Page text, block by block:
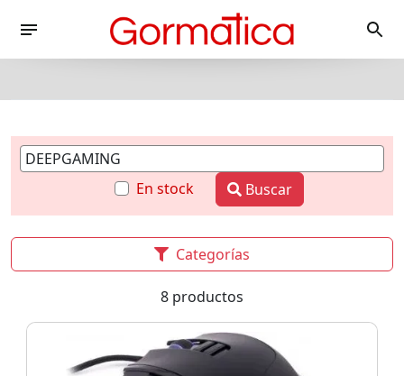
En stock Buscar
Categorías
8 productos